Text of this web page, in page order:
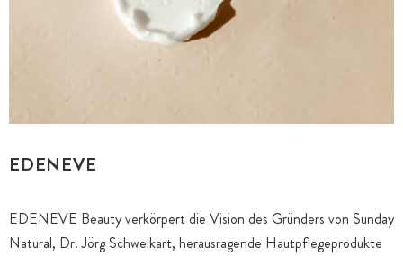
EDENEVE
EDENEVE Beauty verkörpert die Vision des Gründers von Sunday
Natural, Dr. Jörg Schweikart, herausragende Hautpflegeprodukte